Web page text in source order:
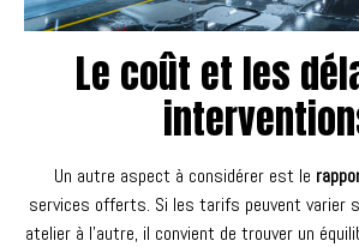
Le coût et les
Un autre aspect à considérer est le
services offerts. Si les tarifs peuvent varier
atelier à l’autre, il convient de trouver un